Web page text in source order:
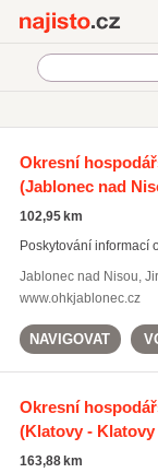
Hospodářské komory
Okresní
(Jablonec nad
102,95 km
Poskytování informací
Jablonec nad Nisou,
www.ohkjablonec.cz
NAVIGOVAT
Okresní
(Klatovy - Klatovy
163,88 km